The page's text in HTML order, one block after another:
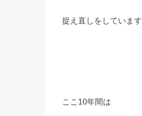
捉え直しをしています
ここ10年間は